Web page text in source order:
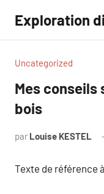
contenu
Exploration
Uncategorized
Mes conseils
bois
par Louise KESTEL
Texte de référence